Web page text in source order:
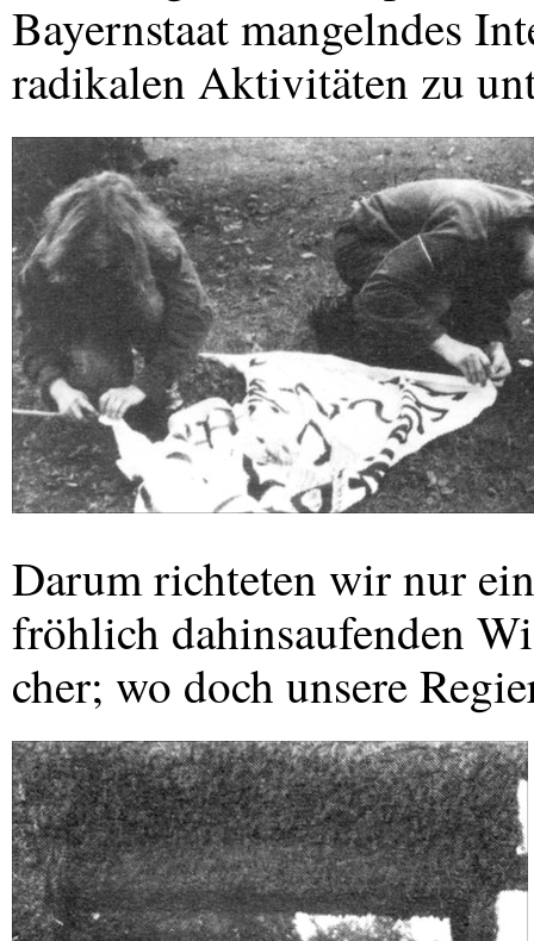
Bayernstaat mangelndes
radikalen Aktivitäten zu
Darum richteten wir nur
fröhlich dahinsaufenden
cher; wo doch unsere